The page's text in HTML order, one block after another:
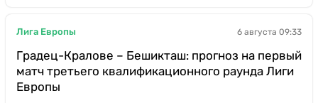
Лига Европы 6 августа 09:33
Градец-Кралове – Бешикташ: прогноз на первый
матч третьего квалификационного раунда Лиги
Европы